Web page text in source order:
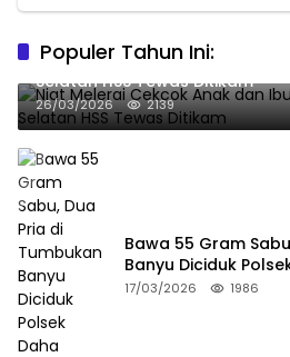
Populer Tahun Ini:
Niat Melerai Cekcok Anak dan
Selatan HSS Tewas Ditikam
26/03/2026 2139
Bawa 55 Gram
Banyu Diciduk
17/03/2026 1986